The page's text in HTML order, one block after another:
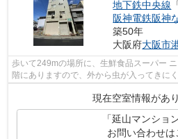
地下鉄中央線
阪神電鉄阪神
築50年
大阪府大阪市
歩いて249mの場所に、生鮮食品スーパー
階にありますので、外から虫が入ってきに
現在空室情報があ
「延山マンショ
お問い合わせは